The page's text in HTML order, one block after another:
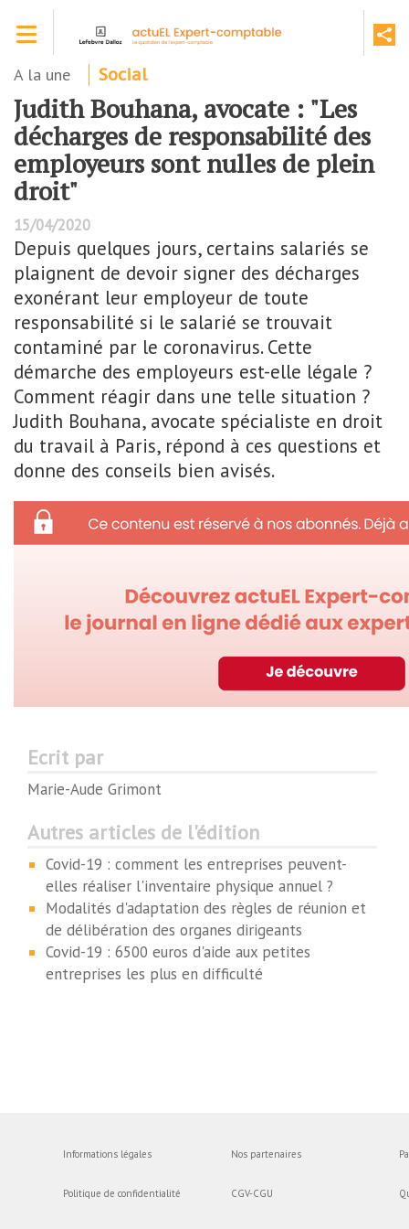
contenu
A la une Social
Judith Bouhana, avocate : "Les
décharges de responsabilité des
employeurs sont nulles de plein
droit"
15/04/2020
Depuis quelques jours, certains salariés se
plaignent de devoir signer des décharges
exonérant leur employeur de toute
responsabilité si le salarié se trouvait
contaminé par le coronavirus. Cette
démarche des employeurs est-elle légale ?
Comment réagir dans une telle situation ?
Judith Bouhana, avocate spécialiste en droit
du travail à Paris, répond à ces questions et
donne des conseils bien avisés.
Ecrit par
Marie-Aude Grimont
Autres articles de l'édition
Covid-19 : comment les entreprises peuvent-
elles réaliser l'inventaire physique annuel ?
Modalités d'adaptation des règles de réunion et
de délibération des organes dirigeants
Covid-19 : 6500 euros d'aide aux petites
entreprises les plus en difficulté
Informations légales
Politique de confidentialité
Nos partenaires
CGV-CGU